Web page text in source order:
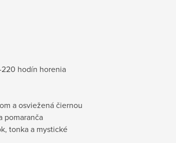
hodín horenia
a osviežená čiernou
pomaranča
tonka a mystické